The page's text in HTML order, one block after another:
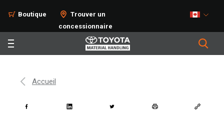
Boutique
Trouver un
concessionnaire
Accueil